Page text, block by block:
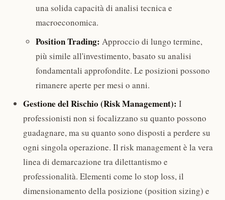
una solida capacità di analisi tecnica e
macroeconomica.
Position Trading: Approccio di lungo termine,
più simile all'investimento, basato su analisi
fondamentali approfondite. Le posizioni possono
rimanere aperte per mesi o anni.
Gestione del Rischio (Risk Management): I
professionisti non si focalizzano su quanto possono
guadagnare, ma su quanto sono disposti a perdere su
ogni singola operazione. Il risk management è la vera
linea di demarcazione tra dilettantismo e
professionalità. Elementi come lo stop loss, il
dimensionamento della posizione (position sizing) e